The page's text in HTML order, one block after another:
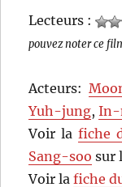
Lecteurs :
pouvez noter ce
Acteurs:
Yuh-jung,In-
Voir lafiche
Sang-soo sur
Voir lafiche